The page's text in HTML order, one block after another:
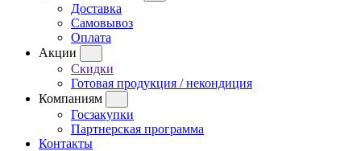
Доставка
Самовывоз
Оплата
Акции
Скидки
Готовая продукция / некондиция
Компаниям
Госзакупки
Партнерская программа
Контакты